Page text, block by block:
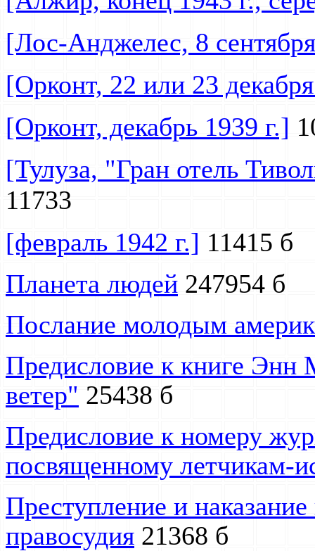
[Лос-Анджелес, 8
[Орконт, 22 или 23
[Орконт, декабрь 1939 г.]
[Тулуза, "Гран отель
11733
[февраль 1942 г.] 11415 б
Планета людей 247954 б
Послание молодым
Предисловие к книге
ветер" 25438 б
Предисловие к номеру
посвященному летчикам-
Преступление и
правосудия 21368 б